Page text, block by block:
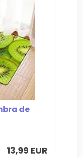
de
13,99 EUR